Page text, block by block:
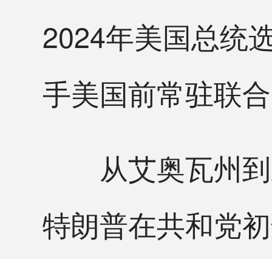
2024年美国总统
手美国前常驻联
从艾奥瓦州到
特朗普在共和党